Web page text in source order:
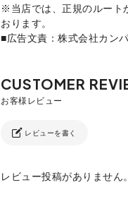
※当店では、正規のルート
おります。
■広告文責：株式会社カン
レビューを書く
レビュー投稿がありません。